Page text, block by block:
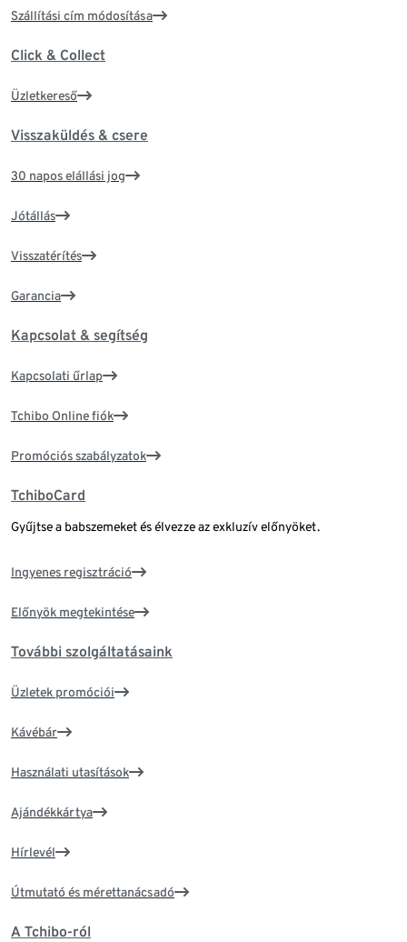
Szállítási cím módosítása
Click & Collect
Üzletkereső
Visszaküldés & csere
30 napos elállási jog
Jótállás
Visszatérítés
Garancia
Kapcsolat & segítség
Kapcsolati űrlap
Tchibo Online fiók
Promóciós szabályzatok
TchiboCard
Gyűjtse a babszemeket és élvezze az exkluzív előnyöket.
Ingyenes regisztráció
Előnyök megtekintése
További szolgáltatásaink
Üzletek promóciói
Kávébár
Használati utasítások
Ajándékkártya
Hírlevél
Útmutató és mérettanácsadó
A Tchibo-ról